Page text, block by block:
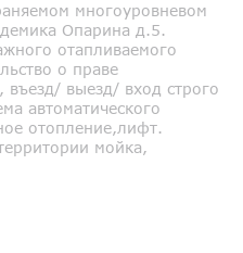
многоуровневом
Опарина д.5.
отапливаемого
о праве
въезд/ выезд/ вход строго
автоматического
отопление,лифт.
мойка,